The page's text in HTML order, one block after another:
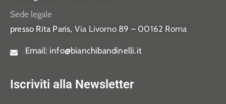
Sede legale
presso Rita Paris, Via Livorno 89 – 00162 Roma
Email: info@bianchibandinelli.it
Iscriviti alla Newsletter